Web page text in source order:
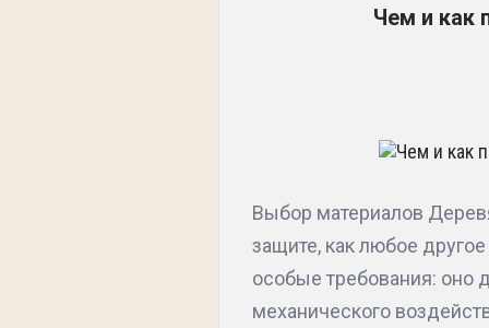
Чем и как
Выбор материалов
защите, как любое
особые требования: оно
механического